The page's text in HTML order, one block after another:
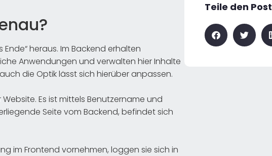
heraus. Im Backend erhalten
Anwendungen und verwalten hier Inhalte
die Optik lässt sich hierüber anpassen.
Es ist mittels Benutzername und
Seite vom Backend, befindet sich
im Frontend vornehmen, loggen sie sich in
Teile den Post